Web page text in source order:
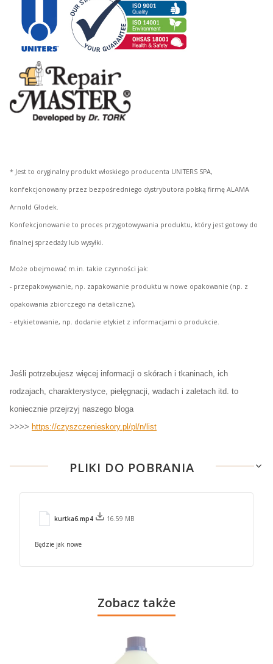
* Jest to oryginalny produkt włoskiego producenta UNITERS SPA,
konfekcjonowany przez bezpośredniego dystrybutora polską firmę ALAMA
Arnold Głodek.
Konfekcjonowanie to proces przygotowywania produktu, który jest gotowy do
finalnej sprzedaży lub wysyłki.
Może obejmować m.in. takie czynności jak:
- przepakowywanie, np. zapakowanie produktu w nowe opakowanie (np. z
opakowania zbiorczego na detaliczne),
- etykietowanie, np. dodanie etykiet z informacjami o produkcie.
Jeśli potrzebujesz więcej informacji o skórach i tkaninach, ich
rodzajach, charakterystyce, pielęgnacji, wadach i zaletach itd. to
koniecznie przejrzyj naszego bloga
>>>> https://czyszczenieskory.pl/pl/n/list
PLIKI DO POBRANIA
kurtka6.mp4 16.59 MB
Będzie jak nowe
Zobacz także